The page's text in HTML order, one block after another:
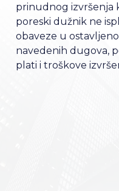
prinudnog izvršenja
poreski dužnik ne
obaveze u
navedenih dugova,
plati i troškove